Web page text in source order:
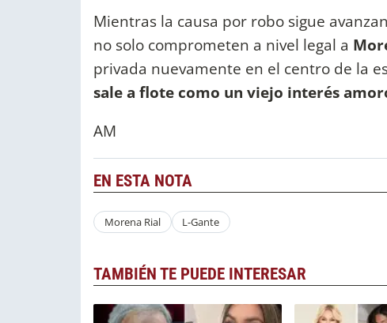
Mientras la causa por robo sigue
no solo comprometen a nivel legal a
privada nuevamente en el centro de la
sale a flote como un viejo interés
AM
EN ESTA NOTA
Morena Rial L-Gante
TAMBIÉN TE PUEDE INTERESAR